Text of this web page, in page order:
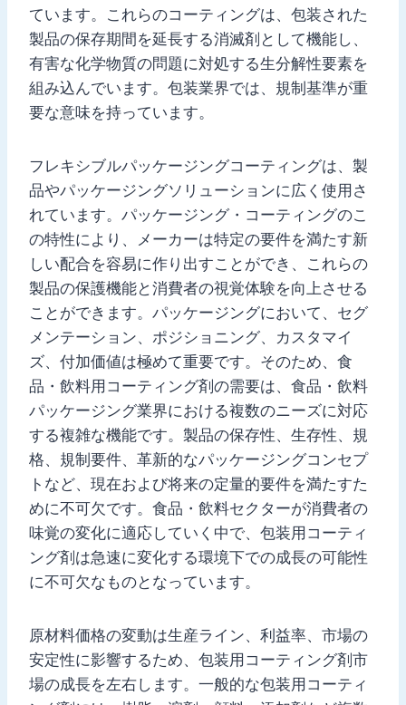
ています。これらのコーティングは、包装された
製品の保存期間を延長する消滅剤として機能し、
有害な化学物質の問題に対処する生分解性要素を
組み込んでいます。包装業界では、規制基準が重
要な意味を持っています。
フレキシブルパッケージングコーティングは、製
品やパッケージングソリューションに広く使用さ
れています。パッケージング・コーティングのこ
の特性により、メーカーは特定の要件を満たす新
しい配合を容易に作り出すことができ、これらの
製品の保護機能と消費者の視覚体験を向上させる
ことができます。パッケージングにおいて、セグ
メンテーション、ポジショニング、カスタマイ
ズ、付加価値は極めて重要です。そのため、食
品・飲料用コーティング剤の需要は、食品・飲料
パッケージング業界における複数のニーズに対応
する複雑な機能です。製品の保存性、生存性、規
格、規制要件、革新的なパッケージングコンセプ
トなど、現在および将来の定量的要件を満たすた
めに不可欠です。食品・飲料セクターが消費者の
味覚の変化に適応していく中で、包装用コーティ
ング剤は急速に変化する環境下での成長の可能性
に不可欠なものとなっています。
原材料価格の変動は生産ライン、利益率、市場の
安定性に影響するため、包装用コーティング剤市
場の成長を左右します。一般的な包装用コーティ